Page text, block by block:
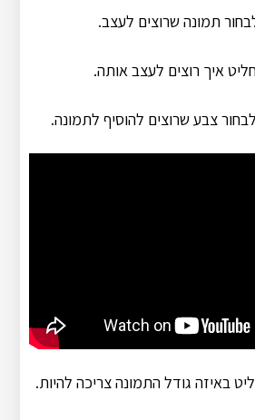
תמונה שרוצים לעצב.
איך רוצים לעצב אותה.
צבע שרוצים להוסיף לתמונה.
באיזה גודל התמונה צריכה להיות.